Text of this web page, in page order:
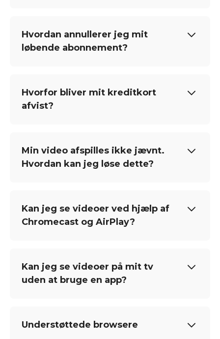
Hvordan annullerer jeg mit
løbende abonnement?
Hvorfor bliver mit kreditkort
afvist?
Min video afspilles ikke jævnt.
Hvordan kan jeg løse dette?
Kan jeg se videoer ved hjælp af
Chromecast og AirPlay?
Kan jeg se videoer på mit tv
uden at bruge en app?
Understøttede browsere